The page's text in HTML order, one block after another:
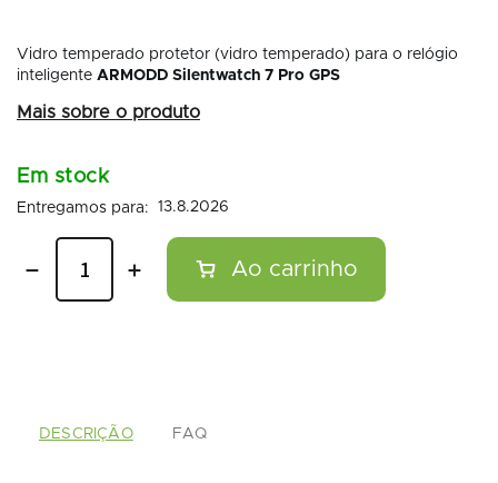
Vidro temperado protetor (vidro temperado) para o relógio
inteligente ARMODD Silentwatch 7 Pro GPS
Em stock
13.8.2026
DESCRIÇÃO FAQ